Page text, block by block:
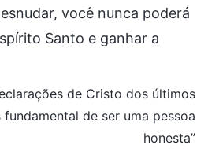
você nunca poderá
Santo e ganhar a
de Cristo dos últimos
fundamental de ser uma pessoa
honesta”